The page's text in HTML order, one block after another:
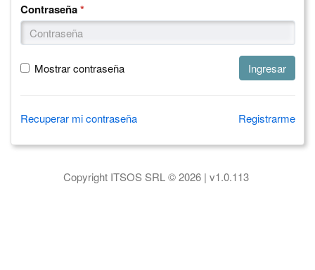
Contraseña*
Mostrar contraseña
Recuperar mi contraseña Registrarme
ContactoCopyright ITSOS SRL © 2026 | v1.0.113